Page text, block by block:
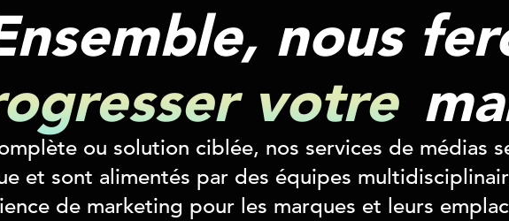
nous
votre
ou solution ciblée, nos services de médias
et sont alimentés par des équipes
de marketing pour les marques et leurs